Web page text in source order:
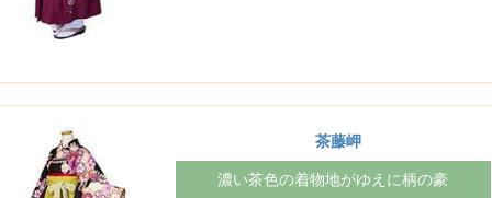
茶藤岬
濃い茶色の着物地がゆえに柄の豪